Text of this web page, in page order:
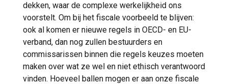
dekken, waar de complexe werkelijkheid ons
voorstelt. Om bij het fiscale voorbeeld te blijven:
ook al komen er nieuwe regels in OECD- en EU-
verband, dan nog zullen bestuurders en
commissarissen binnen die regels keuzes moeten
maken over wat ze wel en niet ethisch verantwoord
vinden. Hoeveel ballen mogen er aan onze fiscale